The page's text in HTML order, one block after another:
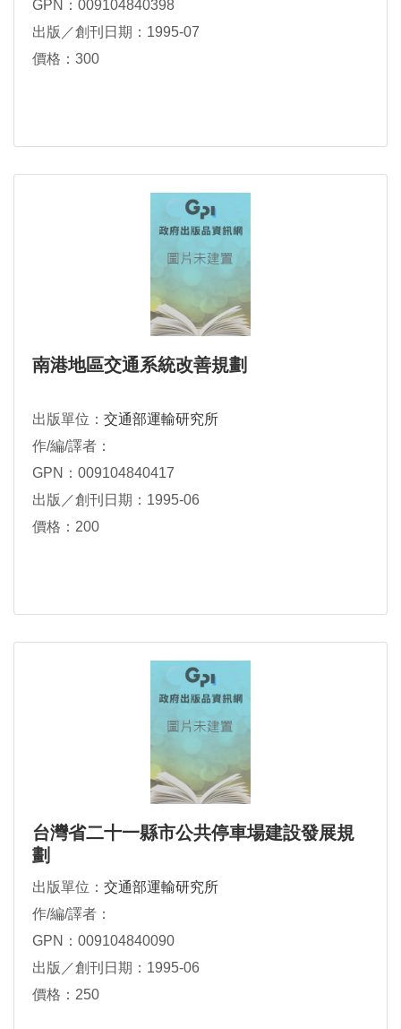
GPN：009104840398
出版／創刊日期：1995-07
價格：300
南港地區交通系統改善規劃
出版單位： 交通部運輸研究所
作/編/譯者：
GPN：009104840417
出版／創刊日期：1995-06
價格：200
台灣省二十一縣市公共停車場建設發展規
劃
出版單位： 交通部運輸研究所
作/編/譯者：
GPN：009104840090
出版／創刊日期：1995-06
價格：250